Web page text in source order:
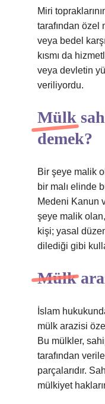
Miri
tarafından özel
veya bedel
kısmı da
veya devletin
veriliyordu.
Mülk
demek?
Bir şeye malik
bir malı elinde
Medeni Kanun
şeye malik
kişi; yasal
dilediği gibi
Mülk
İslam
mülk arazisi
Bu mülkler,
tarafından
parçalarıdır.
mülkiyet